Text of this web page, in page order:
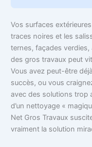
Vos surfaces
traces noires et les
ternes, façades
des gros travaux peut
Vous avez peut-être
succès, ou vous
avec des solutions trop
d’un nettoyage «
Net Gros Travaux
vraiment la solution